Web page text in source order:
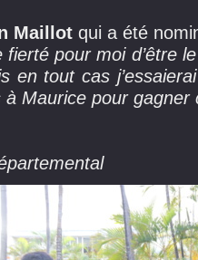
Maillot qui a été
fierté pour moi d’être
en tout cas
Maurice pour gagner